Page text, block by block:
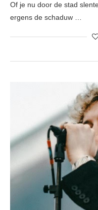
Of je nu door de stad
ergens de schaduw …